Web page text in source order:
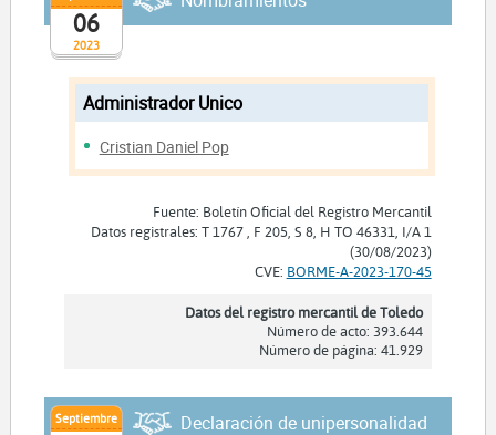
2023
06
Administrador Unico
Cristian Daniel Pop
Fuente: Boletín Oficial del Registro Mercantil
Datos registrales: T 1767 , F 205, S 8, H TO 46331, I/A 1
(30/08/2023)
CVE: BORME-A-2023-170-45
Datos del registro mercantil de Toledo
Número de acto: 393.644
Número de página: 41.929
Septiembre Declaración de unipersonalidad